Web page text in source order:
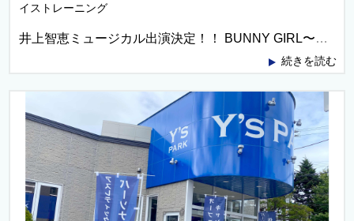
イストレーニング
井上智恵ミュージカル出演決定！！ BUNNY GIRL〜ミュージカル座〜
続きを読む